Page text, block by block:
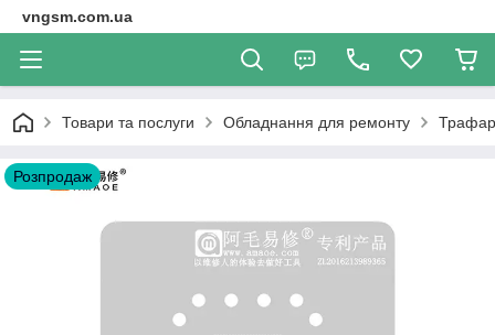
vngsm.com.ua
Товари та послуги Обладнання для ремонту
Розпродаж